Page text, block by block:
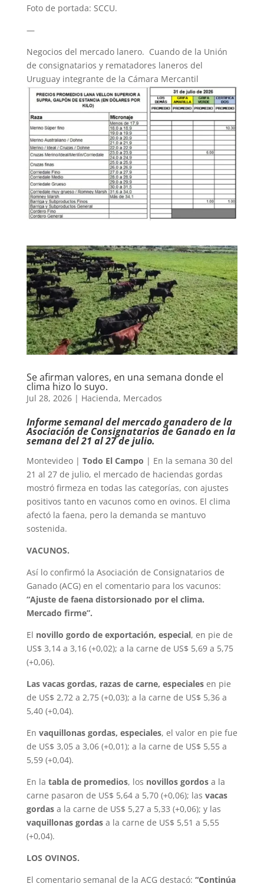
Foto de portada: SCCU.
—
Negocios del mercado lanero. Cuando de la Unión
de consignatarios y rematadores laneros del
Uruguay integrante de la Cámara Mercantil
Se afirman valores, en una semana donde el
clima hizo lo suyo.
Jul 28, 2026| Hacienda, Mercados
Informe semanal del mercado ganadero de la
Asociación de Consignatarios de Ganado en la
semana del 21 al 27 de julio.
Montevideo | Todo El Campo | En la semana 30 del
21 al 27 de julio, el mercado de haciendas gordas
mostró firmeza en todas las categorías, con ajustes
positivos tanto en vacunos como en ovinos. El clima
afectó la faena, pero la demanda se mantuvo
sostenida.
VACUNOS.
Así lo confirmó la Asociación de Consignatarios de
Ganado (ACG) en el comentario para los vacunos:
“Ajuste de faena distorsionado por el clima.
Mercado firme”.
El novillo gordo de exportación, especial, en pie de
US$ 3,14 a 3,16 (+0,02); a la carne de US$ 5,69 a 5,75
(+0,06).
Las vacas gordas, razas de carne, especialesen pie
de US$ 2,72 a 2,75 (+0,03); a la carne de US$ 5,36 a
5,40 (+0,04).
En vaquillonas gordas, especiales, el valor en pie fue
de US$ 3,05 a 3,06 (+0,01); a la carne de US$ 5,55 a
5,59 (+0,04).
En la tabla de promedios, los novillos gordosa la
carne pasaron de US$ 5,64 a 5,70 (+0,06); las vacas
gordasa la carne de US$ 5,27 a 5,33 (+0,06); y las
vaquillonas gordasa la carne de US$ 5,51 a 5,55
(+0,04).
LOS OVINOS.
El comentario semanal de la ACG destacó: “Continúa